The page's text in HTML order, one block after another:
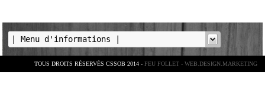
TOUS DROITS RÉSERVÉS CSSOB 2014 - FEU FOLLET - WEB.DESIGN.MARKETING